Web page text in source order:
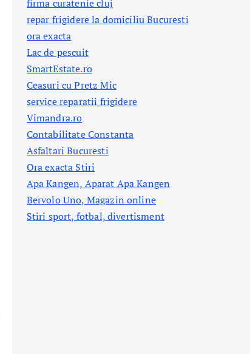
firma curatenie cluj
repar frigidere la domiciliu Bucuresti
ora exacta
Lac de pescuit
SmartEstate.ro
Ceasuri cu Pretz Mic
service reparatii frigidere
Vimandra.ro
Contabilitate Constanta
Asfaltari Bucuresti
Ora exacta Stiri
Apa Kangen, Aparat Apa Kangen
Bervolo Uno, Magazin online
Stiri sport, fotbal,divertisment